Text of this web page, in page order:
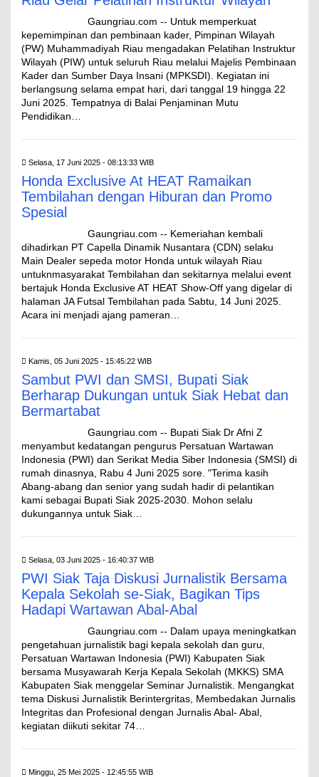
Gaungriau.com -- Untuk memperkuat
kepemimpinan dan pembinaan kader, Pimpinan Wilayah
(PW) Muhammadiyah Riau mengadakan Pelatihan Instruktur
Wilayah (PIW) untuk seluruh Riau melalui Majelis Pembinaan
Kader dan Sumber Daya Insani (MPKSDI). Kegiatan ini
berlangsung selama empat hari, dari tanggal 19 hingga 22
Juni 2025. Tempatnya di Balai Penjaminan Mutu
Pendidikan…
Selasa, 17 Juni 2025 - 08:13:33 WIB
Honda Exclusive At HEAT Ramaikan
Tembilahan dengan Hiburan dan Promo
Spesial
Gaungriau.com -- Kemeriahan kembali
dihadirkan PT Capella Dinamik Nusantara (CDN) selaku
Main Dealer sepeda motor Honda untuk wilayah Riau
untuknmasyarakat Tembilahan dan sekitarnya melalui event
bertajuk Honda Exclusive AT HEAT Show-Off yang digelar di
halaman JA Futsal Tembilahan pada Sabtu, 14 Juni 2025.
Acara ini menjadi ajang pameran…
Kamis, 05 Juni 2025 - 15:45:22 WIB
Sambut PWI dan SMSI, Bupati Siak
Berharap Dukungan untuk Siak Hebat dan
Bermartabat
Gaungriau.com -- Bupati Siak Dr Afni Z
menyambut kedatangan pengurus Persatuan Wartawan
Indonesia (PWI) dan Serikat Media Siber Indonesia (SMSI) di
rumah dinasnya, Rabu 4 Juni 2025 sore. "Terima kasih
Abang-abang dan senior yang sudah hadir di pelantikan
kami sebagai Bupati Siak 2025-2030. Mohon selalu
dukungannya untuk Siak…
Selasa, 03 Juni 2025 - 16:40:37 WIB
PWI Siak Taja Diskusi Jurnalistik Bersama
Kepala Sekolah se-Siak, Bagikan Tips
Hadapi Wartawan Abal-Abal
Gaungriau.com -- Dalam upaya meningkatkan
pengetahuan jurnalistik bagi kepala sekolah dan guru,
Persatuan Wartawan Indonesia (PWI) Kabupaten Siak
bersama Musyawarah Kerja Kepala Sekolah (MKKS) SMA
Kabupaten Siak menggelar Seminar Jurnalistik. Mengangkat
tema Diskusi Jurnalistik Berintergritas, Membedakan Jurnalis
Integritas dan Profesional dengan Jurnalis Abal- Abal,
kegiatan diikuti sekitar 74…
Minggu, 25 Mei 2025 - 12:45:55 WIB